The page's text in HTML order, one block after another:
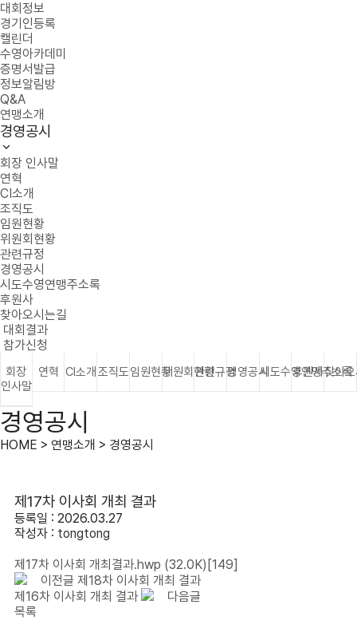
대회정보
경기인등록
캘린더
수영아카데미
증명서발급
정보알림방
Q&A
연맹소개
경영공시
회장 인사말
연혁
CI소개
조직도
임원현황
위원회현황
관련규정
경영공시
시도수영연맹주소록
후원사
찾아오시는길
대회결과
참가신청
회장
인사말
연혁 CI소개 조직도임원현황위원회현황관련규정경영공시시도수영연맹주소록
후원사찾아
경영공시
HOME > 연맹소개 > 경영공시
제17차 이사회 개최 결과
등록일 : 2026.03.27
작성자 : tongtong
제17차 이사회 개최결과.hwp (32.0K) [149]
이전글 제18차 이사회 개최 결과
제16차 이사회 개최 결과
다음글
목록